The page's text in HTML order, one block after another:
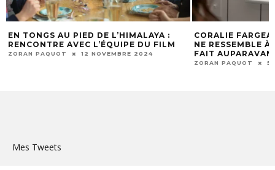
EN TONGS AU PIED DE L’HIMALAYA :
RENCONTRE AVEC L’ÉQUIPE DU FILM
ZORAN PAQUOT 12 NOVEMBRE 2024
CORALIE
NE RESSEMBLE
FAIT
ZORAN PAQUOT 5
Mes Tweets